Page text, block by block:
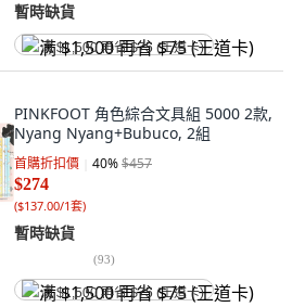
暫時缺貨
满 $1,500 再省 $75 (王道卡)
PINKFOOT 角色綜合文具組 5000 2款,
Nyang Nyang+Bubuco, 2組
首購折扣價 40%$457
$274
($137.00/1套)
暫時缺貨
(93)
满 $1,500 再省 $75 (王道卡)